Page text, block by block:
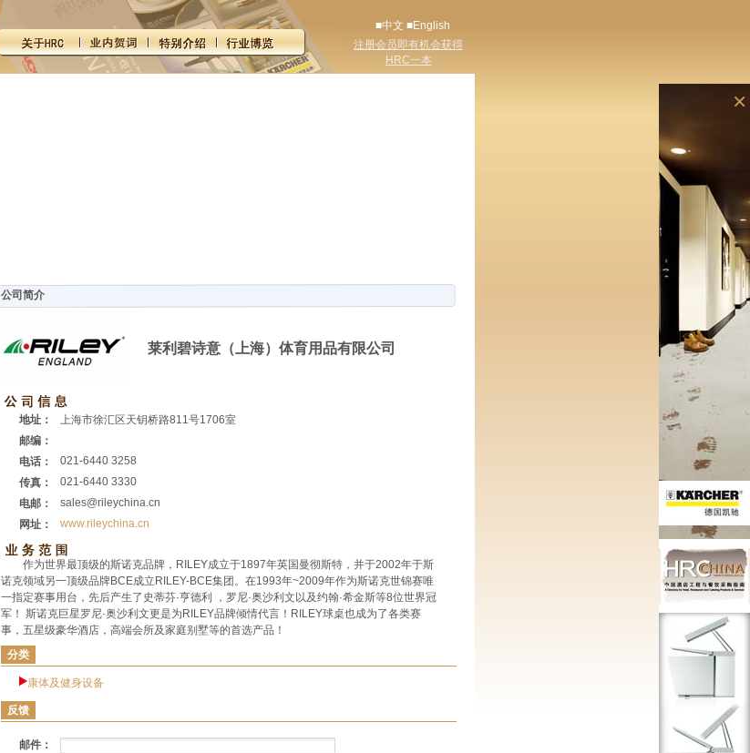
×
■中文 ■English
注册会员即有机会获得
HRC一本
公司简介
莱利碧诗意（上海）体育用品有限公司
地址：
上海市徐汇区天钥桥路811号1706室
邮编：
电话：
021-6440 3258
传真：
021-6440 3330
电邮：
sales@rileychina.cn
网址：
www.rileychina.cn
作为世界最顶级的斯诺克品牌，RILEY成立于1897年英国曼彻斯特，并于2002年于斯
诺克领域另一顶级品牌BCE成立RILEY-BCE集团。在1993年~2009年作为斯诺克世锦赛唯
一指定赛事用台，先后产生了史蒂芬·亨德利 ，罗尼·奥沙利文以及约翰·希金斯等8位世界冠
军！ 斯诺克巨星罗尼·奥沙利文更是为RILEY品牌倾情代言！RILEY球桌也成为了各类赛
事，五星级豪华酒店，高端会所及家庭别墅等的首选产品！
分类
康体及健身设备
反馈
邮件：